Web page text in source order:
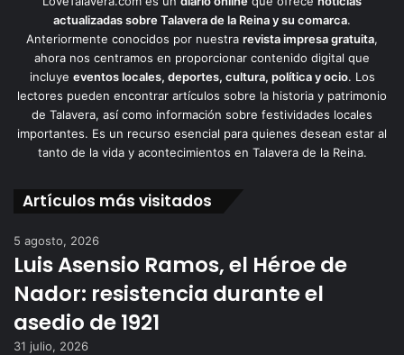
actualizadas sobre Talavera de la Reina y su comarca.
Anteriormente conocidos por nuestra revista impresa gratuita,
ahora nos centramos en proporcionar contenido digital que
incluye eventos locales, deportes, cultura, política y ocio. Los
lectores pueden encontrar artículos sobre la historia y patrimonio
de Talavera, así como información sobre festividades locales
importantes. Es un recurso esencial para quienes desean estar al
tanto de la vida y acontecimientos en Talavera de la Reina.
Artículos más visitados
5 agosto, 2026
Luis Asensio Ramos, el Héroe de
Nador: resistencia durante el
asedio de 1921
31 julio, 2026